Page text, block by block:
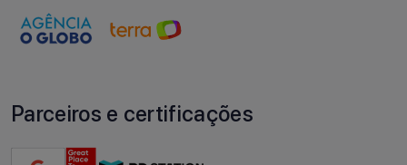
Parceiros e certificações